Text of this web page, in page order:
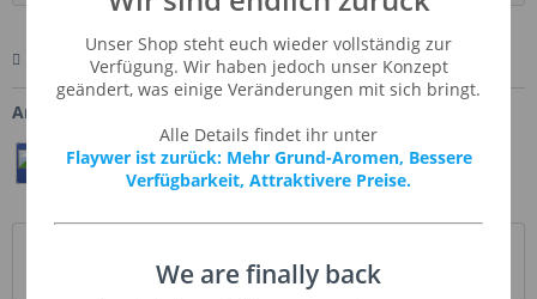
Merken Bewerten Fragen zum Artikel
Artikel-Nr.:
Teilen Twittern Pin It
Unser Shop steht euch wieder vollständig zur
Verfügung. Wir haben jedoch unser Konzept
geändert, was einige Veränderungen mit sich bringt.
Alle Details findet ihr unter
Flaywer ist zurück: Mehr Grund-Aromen, Bessere
Verfügbarkeit, Attraktivere Preise.
We are finally back